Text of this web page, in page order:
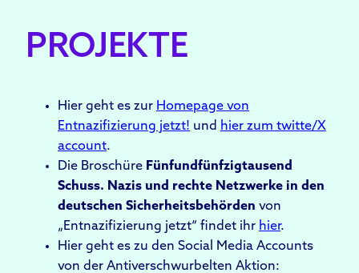
PROJEKTE
Hier geht es zur Homepage von
Entnazifizierung jetzt! und hier zum twitte/X
account.
Die Broschüre Fünfundfünfzigtausend
Schuss. Nazis und rechte Netzwerke in den
deutschen Sicherheitsbehörden von
„Entnazifizierung jetzt“ findet ihr hier.
Hier geht es zu den Social Media Accounts
von der Antiverschwurbelten Aktion: